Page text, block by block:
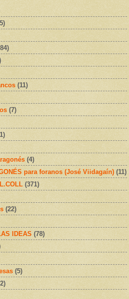
(11)
(7)
(4)
para foranos (José Viidagaín) (11)
(371)
(22)
IDEAS (78)
(5)